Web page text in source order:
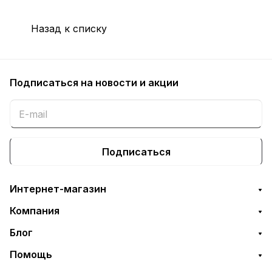
Назад к списку
Подписаться на новости и акции
Подписаться
Интернет-магазин
Компания
Блог
Помощь